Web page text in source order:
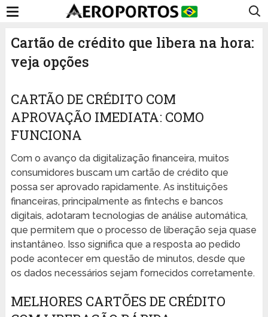
Cartão de crédito que libera na hora:
veja opções
CARTÃO DE CRÉDITO COM
APROVAÇÃO IMEDIATA: COMO
FUNCIONA
Com o avanço da digitalização financeira, muitos
consumidores buscam um cartão de crédito que
possa ser aprovado rapidamente. As instituições
financeiras, principalmente as fintechs e bancos
digitais, adotaram tecnologias de análise automática,
que permitem que o processo de liberação seja quase
instantâneo. Isso significa que a resposta ao pedido
pode acontecer em questão de minutos, desde que
os dados necessários sejam fornecidos corretamente.
MELHORES CARTÕES DE CRÉDITO